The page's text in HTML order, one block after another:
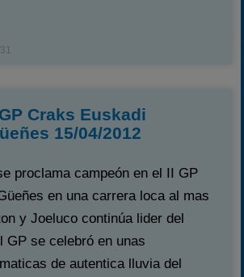
Craks Euskadi
15/04/2012
proclama campeón en el II GP
en una carrera loca al mas
y Joeluco continúa lider del
GP se celebró en unas
de autentica lluvia del